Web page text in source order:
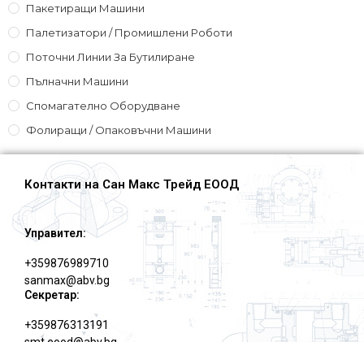
Пакетиращи Машини
Палетизатори / Промишлени Роботи
Поточни Линии За Бутилиране
Пълначни Машини
Спомагателно Оборудване
Фолиращи / Опаковъчни Машини
Контакти на Сан Макс Трейд ЕООД
Управител:
+359876989710
sanmax@abv.bg
Секретар:
+359876313191